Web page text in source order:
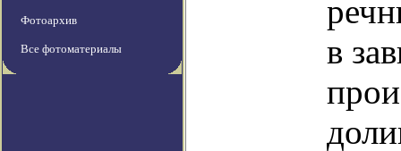
Фотоархив
Все фотоматериалы
в